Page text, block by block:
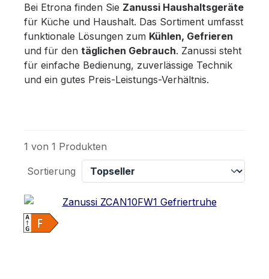
Bei Etrona finden Sie Zanussi Haushaltsgeräte
für Küche und Haushalt. Das Sortiment umfasst
funktionale Lösungen zum Kühlen, Gefrieren
und für den täglichen Gebrauch. Zanussi steht
für einfache Bedienung, zuverlässige Technik
und ein gutes Preis-Leistungs-Verhältnis.
1 von 1 Produkten
Sortierung